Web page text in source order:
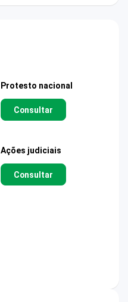
Protesto nacional
Consultar
Ações judiciais
Consultar